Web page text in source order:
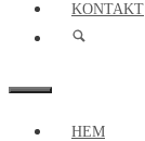
KONTAKT
MENY
HEM